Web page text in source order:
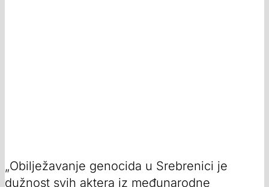
„Obilježavanje genocida u Srebrenici je
dužnost svih aktera iz međunarodne